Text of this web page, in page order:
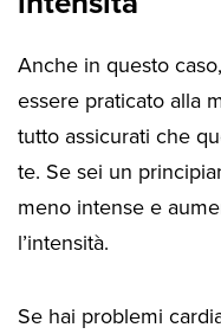
Anche in questo
essere praticato alla
tutto assicurati che
te. Se sei un
meno intense e
l’intensità.
Se hai problemi